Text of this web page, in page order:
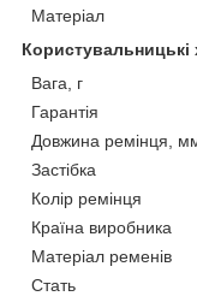
Матеріал
Користувальницькі
Вага, г
Гарантія
Довжина ремінця,
Застібка
Колір ремінця
Країна виробника
Матеріал ременів
Стать